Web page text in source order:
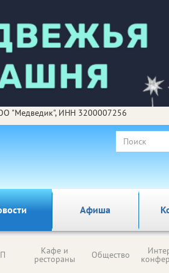
"Медведик", ИНН 3200007256
Афиша
Кафе и
рестораны Общество